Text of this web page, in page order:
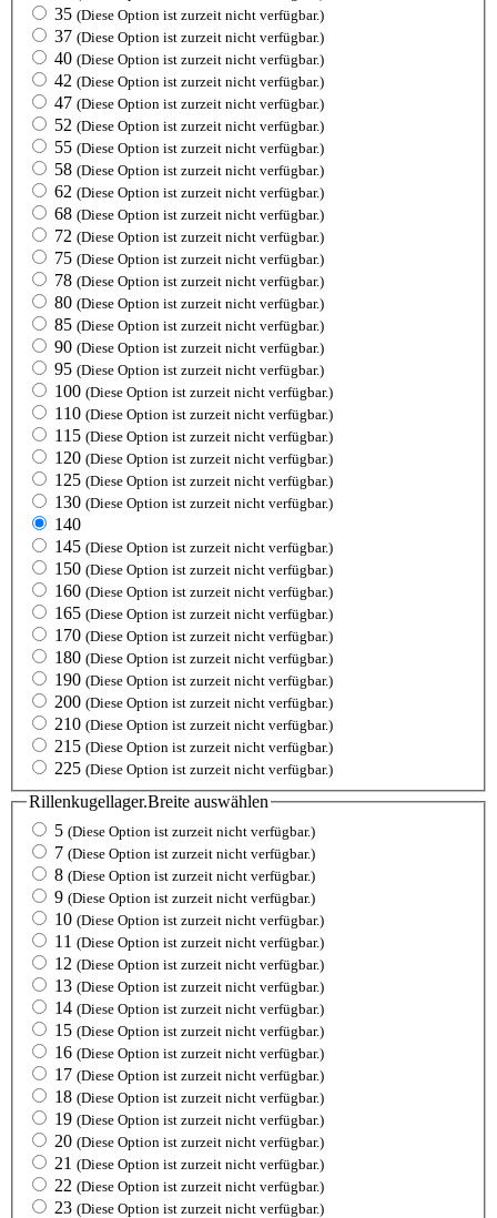
35 (Diese Option ist zurzeit nicht verfügbar.)
37 (Diese Option ist zurzeit nicht verfügbar.)
40 (Diese Option ist zurzeit nicht verfügbar.)
42 (Diese Option ist zurzeit nicht verfügbar.)
47 (Diese Option ist zurzeit nicht verfügbar.)
52 (Diese Option ist zurzeit nicht verfügbar.)
55 (Diese Option ist zurzeit nicht verfügbar.)
58 (Diese Option ist zurzeit nicht verfügbar.)
62 (Diese Option ist zurzeit nicht verfügbar.)
68 (Diese Option ist zurzeit nicht verfügbar.)
72 (Diese Option ist zurzeit nicht verfügbar.)
75 (Diese Option ist zurzeit nicht verfügbar.)
78 (Diese Option ist zurzeit nicht verfügbar.)
80 (Diese Option ist zurzeit nicht verfügbar.)
85 (Diese Option ist zurzeit nicht verfügbar.)
90 (Diese Option ist zurzeit nicht verfügbar.)
95 (Diese Option ist zurzeit nicht verfügbar.)
100 (Diese Option ist zurzeit nicht verfügbar.)
110 (Diese Option ist zurzeit nicht verfügbar.)
115 (Diese Option ist zurzeit nicht verfügbar.)
120 (Diese Option ist zurzeit nicht verfügbar.)
125 (Diese Option ist zurzeit nicht verfügbar.)
130 (Diese Option ist zurzeit nicht verfügbar.)
140
145 (Diese Option ist zurzeit nicht verfügbar.)
150 (Diese Option ist zurzeit nicht verfügbar.)
160 (Diese Option ist zurzeit nicht verfügbar.)
165 (Diese Option ist zurzeit nicht verfügbar.)
170 (Diese Option ist zurzeit nicht verfügbar.)
180 (Diese Option ist zurzeit nicht verfügbar.)
190 (Diese Option ist zurzeit nicht verfügbar.)
200 (Diese Option ist zurzeit nicht verfügbar.)
210 (Diese Option ist zurzeit nicht verfügbar.)
215 (Diese Option ist zurzeit nicht verfügbar.)
225 (Diese Option ist zurzeit nicht verfügbar.)
Rillenkugellager.Breite auswählen
5 (Diese Option ist zurzeit nicht verfügbar.)
7 (Diese Option ist zurzeit nicht verfügbar.)
8 (Diese Option ist zurzeit nicht verfügbar.)
9 (Diese Option ist zurzeit nicht verfügbar.)
10 (Diese Option ist zurzeit nicht verfügbar.)
11 (Diese Option ist zurzeit nicht verfügbar.)
12 (Diese Option ist zurzeit nicht verfügbar.)
13 (Diese Option ist zurzeit nicht verfügbar.)
14 (Diese Option ist zurzeit nicht verfügbar.)
15 (Diese Option ist zurzeit nicht verfügbar.)
16 (Diese Option ist zurzeit nicht verfügbar.)
17 (Diese Option ist zurzeit nicht verfügbar.)
18 (Diese Option ist zurzeit nicht verfügbar.)
19 (Diese Option ist zurzeit nicht verfügbar.)
20 (Diese Option ist zurzeit nicht verfügbar.)
21 (Diese Option ist zurzeit nicht verfügbar.)
22 (Diese Option ist zurzeit nicht verfügbar.)
23 (Diese Option ist zurzeit nicht verfügbar.)